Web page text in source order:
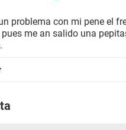
problema con mi pene el
pues me an salido una